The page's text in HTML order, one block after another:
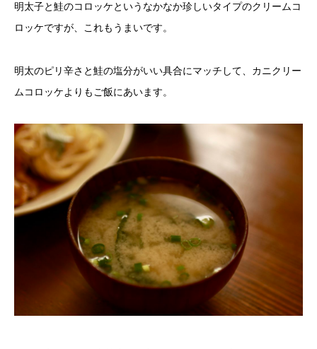
明太子と鮭のコロッケというなかなか珍しいタイプのクリームコ
ロッケですが、これもうまいです。
明太のピリ辛さと鮭の塩分がいい具合にマッチして、カニクリー
ムコロッケよりもご飯にあいます。